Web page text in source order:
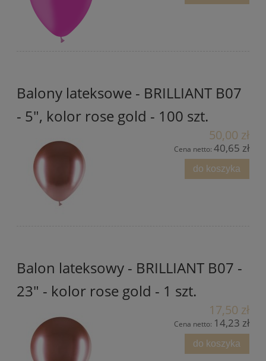
Balony lateksowe - BRILLIANT B07
- 5", kolor rose gold - 100 szt.
50,00 zł
Cena netto: 40,65 zł
do koszyka
Balon lateksowy - BRILLIANT B07 -
23" - kolor rose gold - 1 szt.
17,50 zł
Cena netto: 14,23 zł
do koszyka